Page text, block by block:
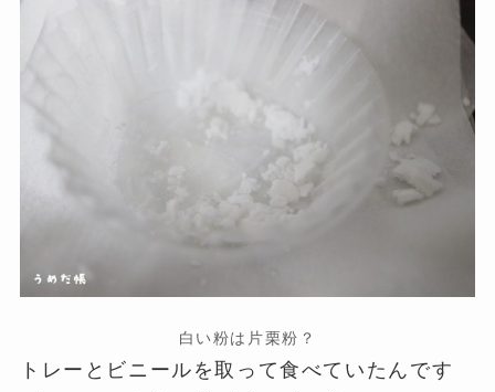
白い粉は片栗粉？
トレーとビニールを取って食べていたんです